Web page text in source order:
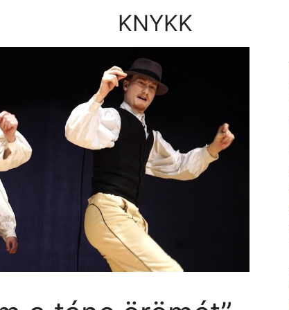
KNYKK